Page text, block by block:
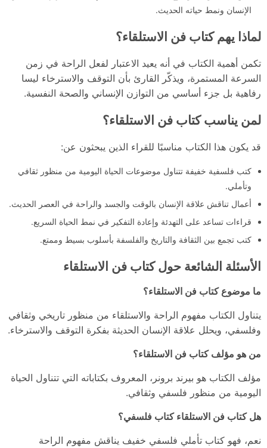
الإنسان ونمط حياته الحديث.
لماذا يهم كتاب فن الاستلقاء؟
تكمن أهمية الكتاب في أنه يعيد الاعتبار لفعل الراحة في زمن
السرعة المستمرة، ويذكّر القارئ بأن التوقف والاسترخاء ليسا
رفاهية بل جزء أساسي من التوازن الإنساني والصحة النفسية.
لمن يناسب كتاب فن الاستلقاء؟
قد يكون هذا الكتاب مناسبًا للقراء الذين يبحثون عن:
كتب فلسفية خفيفة تتناول موضوعات الحياة اليومية من منظور ثقافي
وتأملي.
أعمال تناقش علاقة الإنسان بالوقت والجسد والراحة في العصر الحديث.
قراءات تساعد على التهدئة وإعادة التفكير في نمط الحياة السريع.
كتب تجمع بين الثقافة والتاريخ والفلسفة بأسلوب بسيط وممتع.
الأسئلة الشائعة حول كتاب فن الاستلقاء
ما موضوع كتاب فن الاستلقاء؟
يتناول الكتاب مفهوم الراحة والاستلقاء من منظور تاريخي وثقافي
وفلسفي، ويحلل علاقة الإنسان الحديثة بفكرة التوقف والاسترخاء.
من هو مؤلف كتاب فن الاستلقاء؟
مؤلف الكتاب هو بيرند برونر، المعروف بكتاباته التي تتناول الحياة
اليومية من منظور فلسفي وثقافي.
هل كتاب فن الاستلقاء كتاب فلسفي؟
نعم، فهو كتاب تأملي فلسفي خفيف يناقش مفهوم الراحة